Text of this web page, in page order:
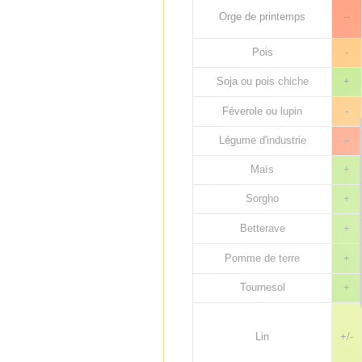
Orge de printemps --
Pois
-
Soja ou pois chiche +
Féverole ou lupin -
Légume d'industrie
--
Maïs +
Sorgho +
Betterave +
Pomme de terre
+
Tournesol
+
Lin +/-